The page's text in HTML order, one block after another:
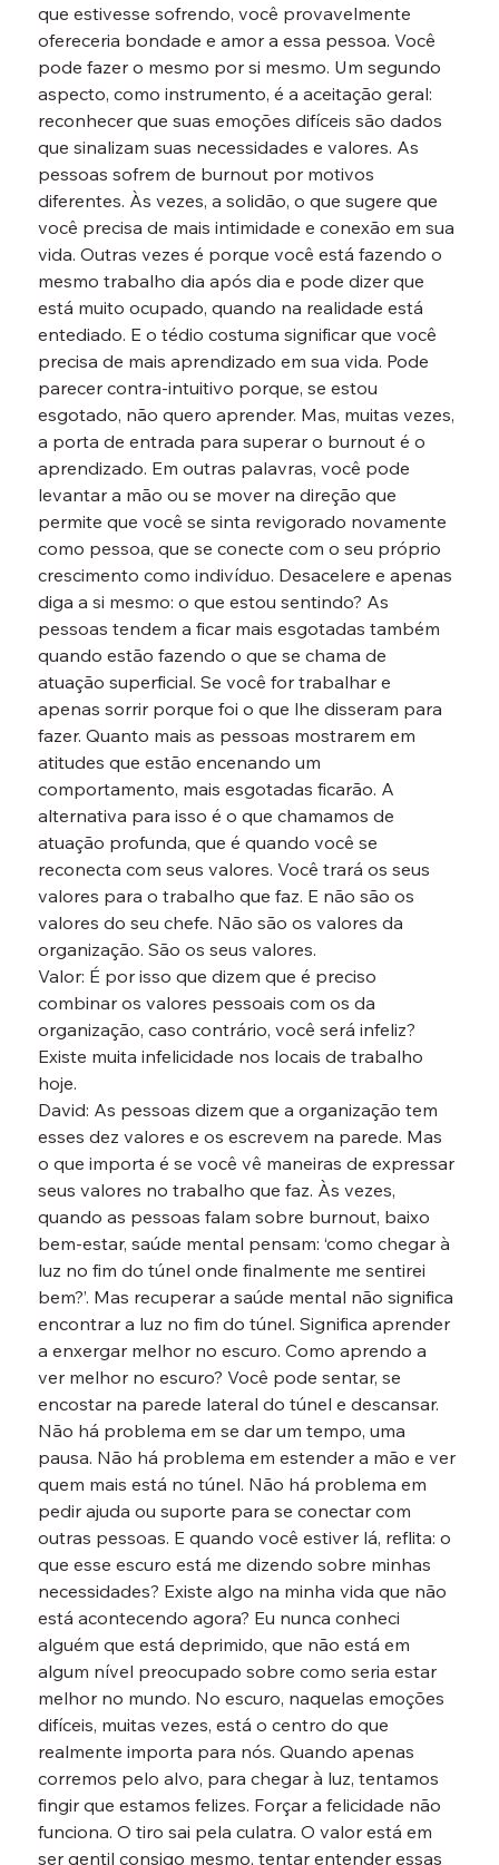
que estivesse sofrendo, você provavelmente
ofereceria bondade e amor a essa pessoa. Você
pode fazer o mesmo por si mesmo. Um segundo
aspecto, como instrumento, é a aceitação geral:
reconhecer que suas emoções difíceis são dados
que sinalizam suas necessidades e valores. As
pessoas sofrem de burnout por motivos
diferentes. Às vezes, a solidão, o que sugere que
você precisa de mais intimidade e conexão em sua
vida. Outras vezes é porque você está fazendo o
mesmo trabalho dia após dia e pode dizer que
está muito ocupado, quando na realidade está
entediado. E o tédio costuma significar que você
precisa de mais aprendizado em sua vida. Pode
parecer contra-intuitivo porque, se estou
esgotado, não quero aprender. Mas, muitas vezes,
a porta de entrada para superar o burnout é o
aprendizado. Em outras palavras, você pode
levantar a mão ou se mover na direção que
permite que você se sinta revigorado novamente
como pessoa, que se conecte com o seu próprio
crescimento como indivíduo. Desacelere e apenas
diga a si mesmo: o que estou sentindo? As
pessoas tendem a ficar mais esgotadas também
quando estão fazendo o que se chama de
atuação superficial. Se você for trabalhar e
apenas sorrir porque foi o que lhe disseram para
fazer. Quanto mais as pessoas mostrarem em
atitudes que estão encenando um
comportamento, mais esgotadas ficarão. A
alternativa para isso é o que chamamos de
atuação profunda, que é quando você se
reconecta com seus valores. Você trará os seus
valores para o trabalho que faz. E não são os
valores do seu chefe. Não são os valores da
organização. São os seus valores.
Valor: É por isso que dizem que é preciso
combinar os valores pessoais com os da
organização, caso contrário, você será infeliz?
Existe muita infelicidade nos locais de trabalho
hoje.
David: As pessoas dizem que a organização tem
esses dez valores e os escrevem na parede. Mas
o que importa é se você vê maneiras de expressar
seus valores no trabalho que faz. Às vezes,
quando as pessoas falam sobre burnout, baixo
bem-estar, saúde mental pensam: ‘como chegar à
luz no fim do túnel onde finalmente me sentirei
bem?’. Mas recuperar a saúde mental não significa
encontrar a luz no fim do túnel. Significa aprender
a enxergar melhor no escuro. Como aprendo a
ver melhor no escuro? Você pode sentar, se
encostar na parede lateral do túnel e descansar.
Não há problema em se dar um tempo, uma
pausa. Não há problema em estender a mão e ver
quem mais está no túnel. Não há problema em
pedir ajuda ou suporte para se conectar com
outras pessoas. E quando você estiver lá, reflita: o
que esse escuro está me dizendo sobre minhas
necessidades? Existe algo na minha vida que não
está acontecendo agora? Eu nunca conheci
alguém que está deprimido, que não está em
algum nível preocupado sobre como seria estar
melhor no mundo. No escuro, naquelas emoções
difíceis, muitas vezes, está o centro do que
realmente importa para nós. Quando apenas
corremos pelo alvo, para chegar à luz, tentamos
fingir que estamos felizes. Forçar a felicidade não
funciona. O tiro sai pela culatra. O valor está em
ser gentil consigo mesmo, tentar entender essas